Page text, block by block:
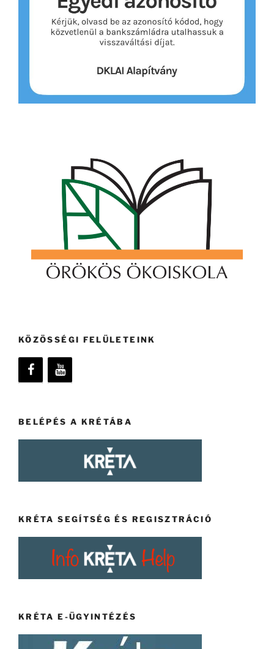
KÖZÖSSÉGI FELÜLETEINK
BELÉPÉS A KRÉTÁBA
KRÉTA SEGÍTSÉG ÉS REGISZTRÁCIÓ
KRÉTA E-ÜGYINTÉZÉS